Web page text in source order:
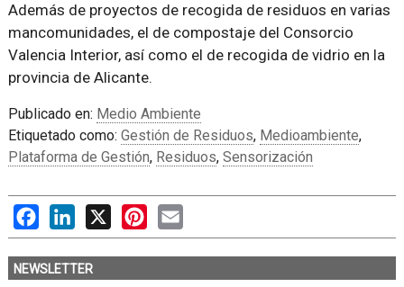
Además de proyectos de recogida de residuos en varias
mancomunidades, el de compostaje del Consorcio
Valencia Interior, así como el de recogida de vidrio en la
provincia de Alicante.
Publicado en: Medio Ambiente
Etiquetado como: Gestión de Residuos, Medioambiente,
Plataforma de Gestión, Residuos, Sensorización
FacebookLinkedIn
X PinterestEmail
NEWSLETTER